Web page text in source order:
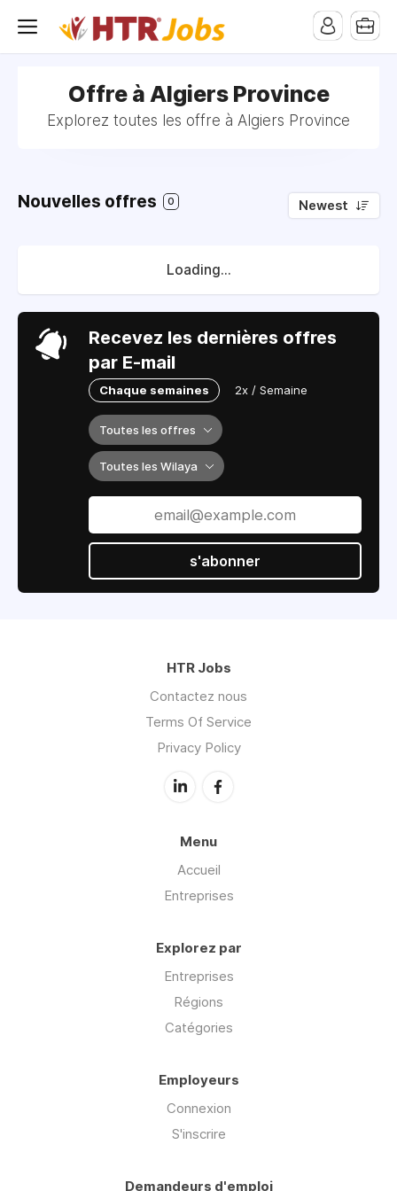
Offre à Algiers Province
Explorez toutes les offre à Algiers Province
Nouvelles offres 0 Newest
Loading...
Recevez les dernières offres
par E-mail
Chaque semaines 2x / Semaine
Toutes les offres
Toutes les Wilaya
s'abonner
HTR Jobs
Contactez nous
Terms Of Service
Privacy Policy
Menu
Accueil
Entreprises
Explorez par
Entreprises
Régions
Catégories
Employeurs
Connexion
S'inscrire
Demandeurs d'emploi